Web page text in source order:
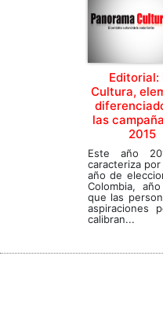
Editorial:
Cultura,
las
2015
Este año
caracteriza
año de
Colombia,
que las
aspiraciones
calibran...